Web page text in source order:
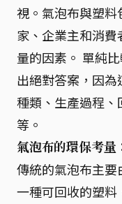
視。氣泡布與塑
家、企業主和消
量的因素。 單純
出絕對答案，因
種類、生產過程
等。
氣泡布的環保考量
傳統的氣泡布主
一種可回收的塑